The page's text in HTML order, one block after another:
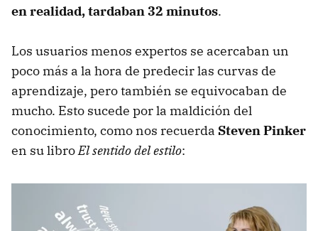
en realidad, tardaban 32 minutos.
Los usuarios menos expertos se acercaban un
poco más a la hora de predecir las curvas de
aprendizaje, pero también se equivocaban de
mucho. Esto sucede por la maldición del
conocimiento, como nos recuerda Steven Pinker
en su libroEl sentido del estilo: